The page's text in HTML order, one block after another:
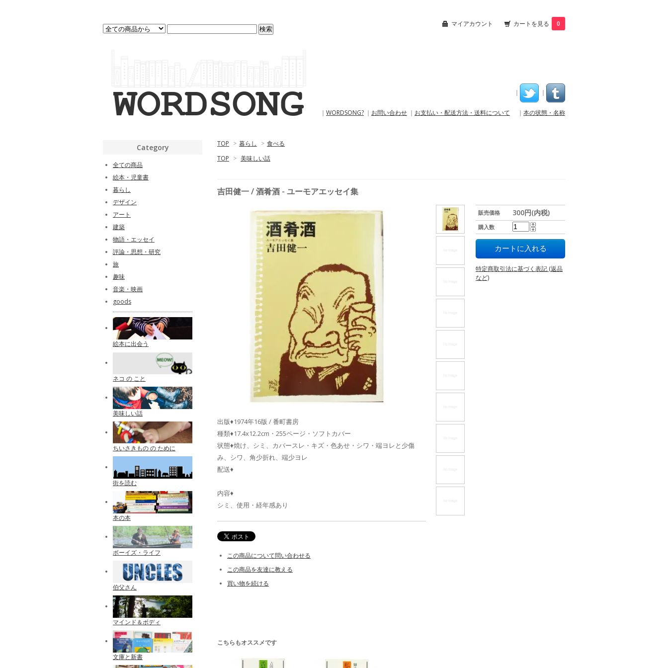
マイアカウント カートを見る 0
｜ ｜
｜ WORDSONG? ｜ お問い合わせ ｜ お支払い・配送方法・送料について ｜ 本の状態・名称
TOP > 暮らし > 食べる
TOP > 美味しい話
吉田健一 / 酒肴酒 - ユーモアエッセイ集
販売価格 300円(内税)
購入数
特定商取引法に基づく表記 (返品
など)
出版♦1974年16版 / 番町書房
種類♦17.4x12.2cm・255ページ・ソフトカバー
状態♦焼け、シミ、カバースレ・キズ・色あせ・シワ・端ヨレと少傷
み、シワ、角少折れ、端少ヨレ
配送♦
内容♦
シミ、使用・経年感あり
この商品について問い合わせる
この商品を友達に教える
買い物を続ける
こちらもオススメです
Category
全ての商品
絵本・児童書
暮らし
デザイン
アート
建築
物語・エッセイ
評論・思想・研究
旅
趣味
音楽・映画
goods
絵本に出会う
ネコ の こと
美味しい話
ちいさきもの の ために
街を読む
本の本
ボーイズ・ライフ
伯父さん
マインド＆ボディ
文庫と新書